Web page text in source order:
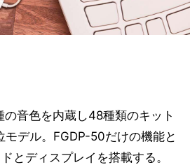
音色を内蔵し48種類のキット
モデル。FGDP-50だけの機能と
とディスプレイを搭載する。